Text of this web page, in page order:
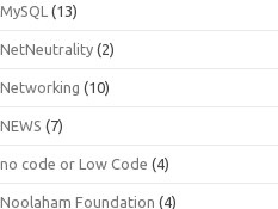
MySQL (13)
NetNeutrality (2)
Networking (10)
NEWS (7)
no code or Low Code (4)
Noolaham Foundation (4)